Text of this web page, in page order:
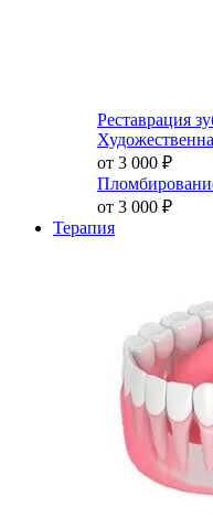
Реставрация
от 3 000 ₽
от 3 000 ₽
Терапия